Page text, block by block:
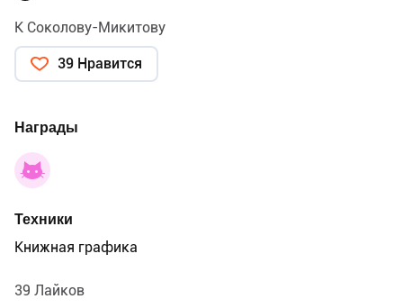
К Соколову-Микитову
39 Нравится
Награды
Техники
Книжная графика
39 Лайков